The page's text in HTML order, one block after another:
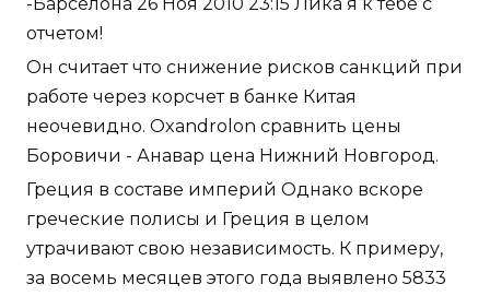
-Барселона 26 Ноя 2010 23:15 Лика я к тебе с
отчетом!
Он считает что снижение рисков санкций при
работе через корсчет в банке Китая
неочевидно. Oxandrolon сравнить цены
Боровичи - Анавар цена Нижний Новгород.
Греция в составе империй Однако вскоре
греческие полисы и Греция в целом
утрачивают свою независимость. К примеру,
за восемь месяцев этого года выявлено 5833